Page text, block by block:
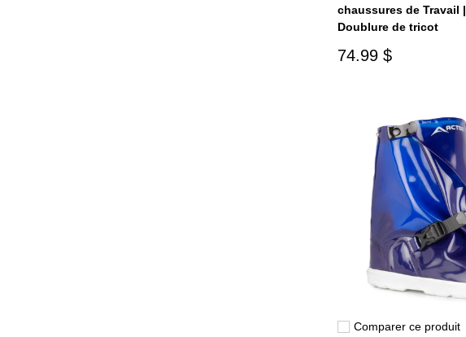
chaussures de Travail |
Doublure de tricot
74.99 $
Comparer ce produit